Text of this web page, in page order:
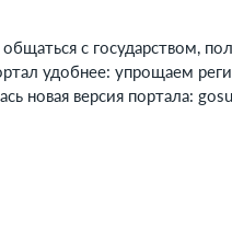
с государством,
удобнее: упрощаем
новая версия портала: